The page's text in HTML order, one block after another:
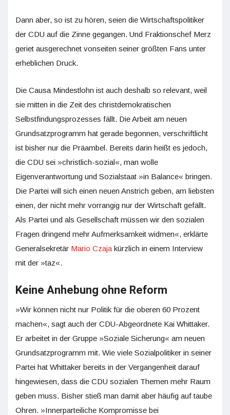
Dann aber, so ist zu hören, seien die Wirtschaftspolitiker
der CDU auf die Zinne gegangen. Und Fraktionschef Merz
geriet ausgerechnet vonseiten seiner größten Fans unter
erheblichen Druck.
Die Causa Mindestlohn ist auch deshalb so relevant, weil
sie mitten in die Zeit des christdemokratischen
Selbstfindungsprozesses fällt. Die Arbeit am neuen
Grundsatzprogramm hat gerade begonnen, verschriftlicht
ist bisher nur die Präambel. Bereits darin heißt es jedoch,
die CDU sei »christlich-sozial«, man wolle
Eigenverantwortung und Sozialstaat »in Balance« bringen.
Die Partei will sich einen neuen Anstrich geben, am liebsten
einen, der nicht mehr vorrangig nur der Wirtschaft gefällt.
Als Partei und als Gesellschaft müssen wir den sozialen
Fragen dringend mehr Aufmerksamkeit widmen«, erklärte
Generalsekretär Mario Czaja kürzlich in einem Interview
mit der »taz«.
Keine Anhebung ohne Reform
»Wir können nicht nur Politik für die oberen 60 Prozent
machen«, sagt auch der CDU-Abgeordnete Kai Whittaker.
Er arbeitet in der Gruppe »Soziale Sicherung« am neuen
Grundsatzprogramm mit. Wie viele Sozialpolitiker in seiner
Partei hat Whittaker bereits in der Vergangenheit darauf
hingewiesen, dass die CDU sozialen Themen mehr Raum
geben muss. Bisher stieß man damit aber häufig auf taube
Ohren. »Innerparteiliche Kompromisse bei